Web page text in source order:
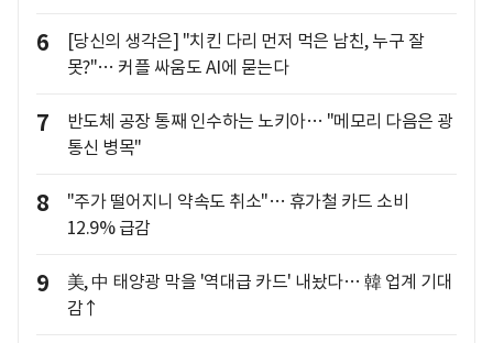
6
[당신의 생각은] "치킨 다리 먼저 먹은 남친, 누구 잘
못?"… 커플 싸움도 AI에 묻는다
7
반도체 공장 통째 인수하는 노키아… "메모리 다음은 광
통신 병목"
8
"주가 떨어지니 약속도 취소"… 휴가철 카드 소비
12.9% 급감
9
美, 中 태양광 막을 '역대급 카드' 내놨다… 韓 업계 기대
감↑